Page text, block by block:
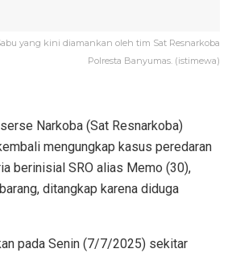
yang kini diamankan oleh tim Sat Resnarkoba
Polresta Banyumas. (istimewa)
Narkoba (Sat Resnarkoba)
mengungkap kasus peredaran
berinisial SRO alias Memo (30),
ditangkap karena diduga
pada Senin (7/7/2025) sekitar